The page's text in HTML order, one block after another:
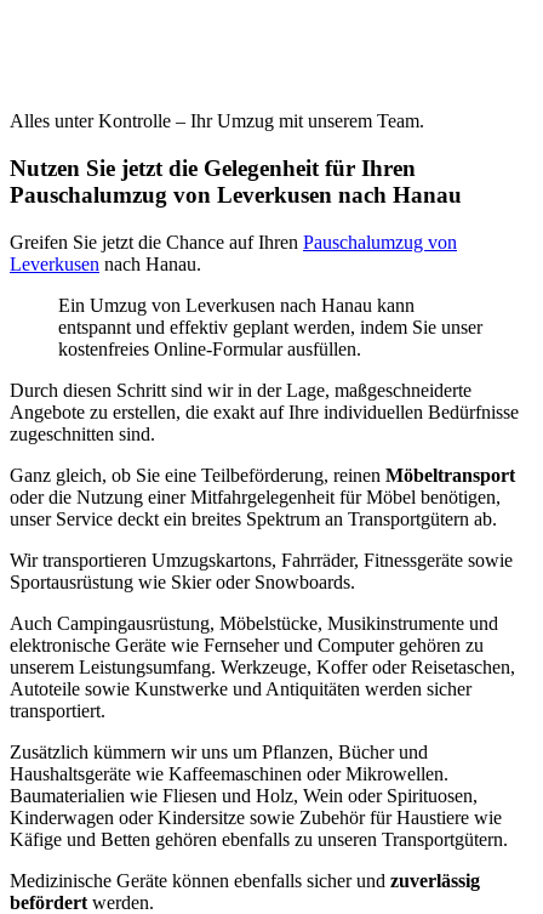
Alles unter Kontrolle – Ihr Umzug mit unserem Team.
Nutzen Sie jetzt die Gelegenheit für Ihren
Pauschalumzug von Leverkusen nach Hanau
Greifen Sie jetzt die Chance auf Ihren Pauschalumzug von
Leverkusen nach Hanau.
Ein Umzug von Leverkusen nach Hanau kann
entspannt und effektiv geplant werden, indem Sie unser
kostenfreies Online-Formular ausfüllen.
Durch diesen Schritt sind wir in der Lage, maßgeschneiderte
Angebote zu erstellen, die exakt auf Ihre individuellen Bedürfnisse
zugeschnitten sind.
Ganz gleich, ob Sie eine Teilbeförderung, reinen Möbeltransport
oder die Nutzung einer Mitfahrgelegenheit für Möbel benötigen,
unser Service deckt ein breites Spektrum an Transportgütern ab.
Wir transportieren Umzugskartons, Fahrräder, Fitnessgeräte sowie
Sportausrüstung wie Skier oder Snowboards.
Auch Campingausrüstung, Möbelstücke, Musikinstrumente und
elektronische Geräte wie Fernseher und Computer gehören zu
unserem Leistungsumfang. Werkzeuge, Koffer oder Reisetaschen,
Autoteile sowie Kunstwerke und Antiquitäten werden sicher
transportiert.
Zusätzlich kümmern wir uns um Pflanzen, Bücher und
Haushaltsgeräte wie Kaffeemaschinen oder Mikrowellen.
Baumaterialien wie Fliesen und Holz, Wein oder Spirituosen,
Kinderwagen oder Kindersitze sowie Zubehör für Haustiere wie
Käfige und Betten gehören ebenfalls zu unseren Transportgütern.
Medizinische Geräte können ebenfalls sicher und zuverlässig
befördert werden.